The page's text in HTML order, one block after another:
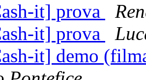
it] prova
it] prova
it] demo